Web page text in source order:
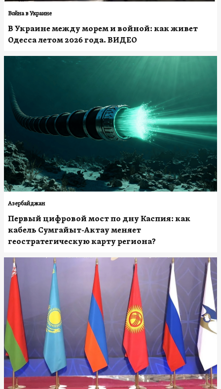
Война в Украине
В Украине между морем и войной: как живет
Одесса летом 2026 года. ВИДЕО
Азербайджан
Первый цифровой мост по дну Каспия: как
кабель Сумгайыт-Актау меняет
геостратегическую карту региона?